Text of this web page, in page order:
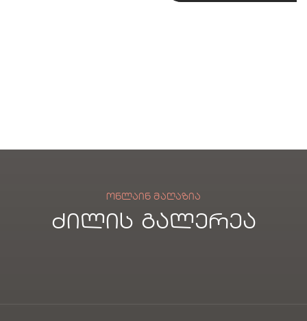
xe
ძილის გალერეა
ᲝᲜᲚᲐᲘᲜ ᲛᲐᲦᲐᲖᲘᲐ